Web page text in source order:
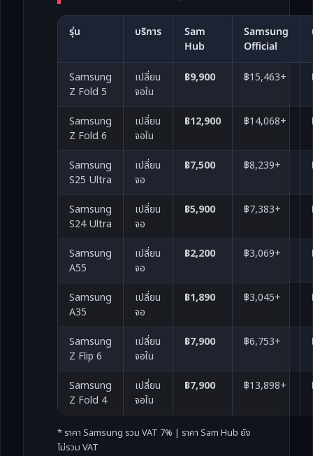
รุ่น บริการ
Sam
Hub
Samsung
Official
Samsung
Z Fold 5
เปลี่ยน
จอใน
฿9,900 ฿15,463+
Samsung
Z Fold 6
เปลี่ยน
จอใน
฿12,900 ฿14,068+
Samsung
S25 Ultra
เปลี่ยน
จอ
฿7,500 ฿8,239+
Samsung
S24 Ultra
เปลี่ยน
จอ
฿5,900 ฿7,383+
Samsung
A55
เปลี่ยน
จอ
฿2,200 ฿3,069+
Samsung
A35
เปลี่ยน
จอ
฿1,890 ฿3,045+
Samsung
Z Flip 6
เปลี่ยน
จอใน
฿7,900 ฿6,753+
Samsung
Z Fold 4
เปลี่ยน
จอใน
฿7,900 ฿13,898+
* ราคา Samsung รวม VAT 7% | ราคา Sam Hub ยัง
ไม่รวม VAT